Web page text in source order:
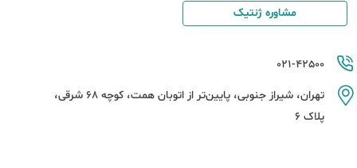
021-42500
تهران، شیراز جنوبی، پایین‌تر از اتوبان همت، کوچه 68 شرقی،
پلاک 6
مشاوره ژنتیک